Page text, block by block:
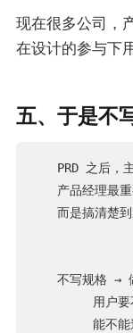
现在很多公司，
在设计的参与下
五、于是不
PRD 之后，
产品经理最重
而是搞清楚
不写规格 →
用户要
能不能